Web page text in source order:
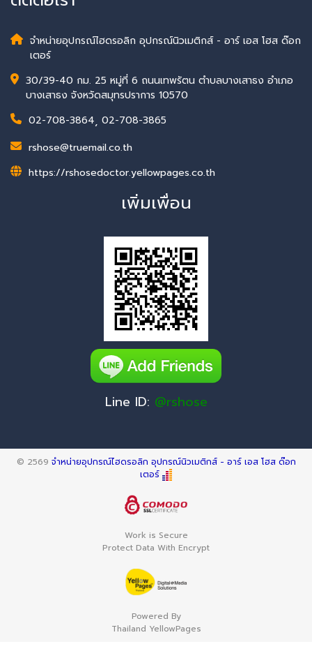
จำหน่ายอุปกรณ์ไฮดรอลิก อุปกรณ์นิวเมติกส์ - อาร์ เอส โฮส ด๊อก
เตอร์
30/39-40 กม. 25 หมู่ที่ 6 ถนนเทพรัตน ตำบลบางเสาธง อำเภอ
บางเสาธง จังหวัดสมุทรปราการ 10570
02-708-3864, 02-708-3865
rshose@truemail.co.th
https://rshosedoctor.yellowpages.co.th
เพิ่มเพื่อน
Line ID: @rshose
© 2569 จำหน่ายอุปกรณ์ไฮดรอลิก อุปกรณ์นิวเมติกส์ - อาร์ เอส โฮส ด๊อก
เตอร์
Work is Secure
Protect Data With Encrypt
Powered By
Thailand YellowPages